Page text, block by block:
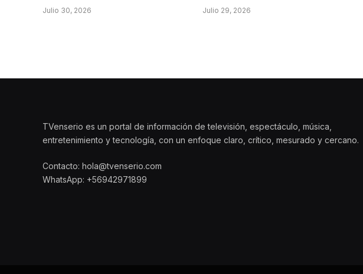
Julio 30, 2026 Julio 29, 2026
TVenserio es un portal de información de televisión, espectáculo, música,
entretenimiento y tecnología, con un enfoque claro, crítico, mesurado y cercano.
Contacto: hola@tvenserio.com
WhatsApp: +56942971899